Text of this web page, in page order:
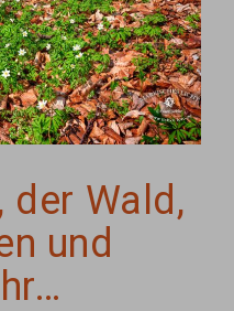
der Wald,
und